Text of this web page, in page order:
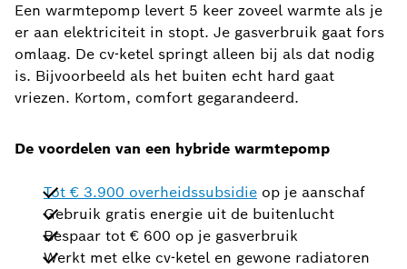
Een warmtepomp levert 5 keer zoveel warmte als je
er aan elektriciteit in stopt. Je gasverbruik gaat fors
omlaag. De cv-ketel springt alleen bij als dat nodig
is. Bijvoorbeeld als het buiten echt hard gaat
vriezen. Kortom, comfort gegarandeerd.
De voordelen van een hybride warmtepomp
Tot € 3.900 overheidssubsidie op je aanschaf
Gebruik gratis energie uit de buitenlucht
Bespaar tot € 600 op je gasverbruik
Werkt met elke cv-ketel en gewone radiatoren